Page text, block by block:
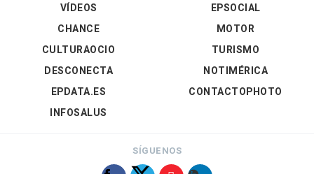
VÍDEOS
EPSOCIAL
CHANCE
CULTURAOCIO
DESCONECTA
EPDATA.ES
INFOSALUS
MOTOR
TURISMO
NOTIMÉRICA
CONTACTOPHOTO
SÍGUENOS